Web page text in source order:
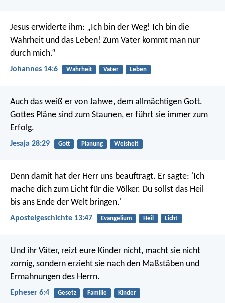
Jesus erwiderte ihm: „Ich bin der Weg! Ich bin die
Wahrheit und das Leben! Zum Vater kommt man nur
durch mich.“
Johannes 14:6 Wahrheit Vater Leben
Auch das weiß er von Jahwe, dem allmächtigen Gott.
Gottes Pläne sind zum Staunen, er führt sie immer zum
Erfolg.
Jesaja 28:29 Gott Planung Weisheit
Denn damit hat der Herr uns beauftragt. Er sagte: 'Ich
mache dich zum Licht für die Völker. Du sollst das Heil
bis ans Ende der Welt bringen.'
Apostelgeschichte 13:47 Evangelium Heil Licht
Und ihr Väter, reizt eure Kinder nicht, macht sie nicht
zornig, sondern erzieht sie nach den Maßstäben und
Ermahnungen des Herrn.
Epheser 6:4 Gesetz Familie Kinder